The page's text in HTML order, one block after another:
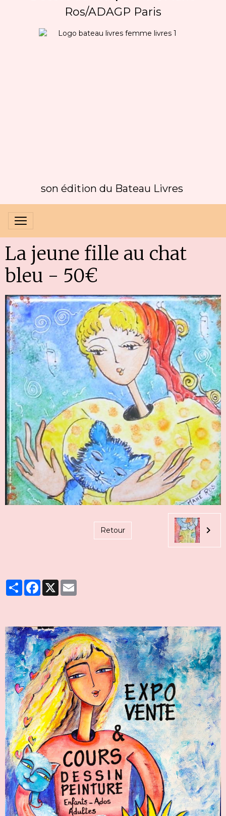
Ros/ADAGP Paris
son édition du Bateau Livres
La jeune fille au chat
bleu - 50€
Retour
PartagerFacebook
X